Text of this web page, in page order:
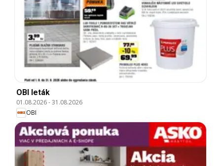
OBI leták
01.08.2026-31.08.2026
OBI